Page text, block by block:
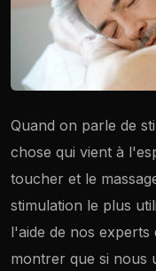
Quand on parle de
chose qui vient à
toucher et le
stimulation le plus
l'aide de nos experts
montrer que si nous